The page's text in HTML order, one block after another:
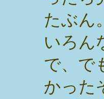
たぶん。
いろん
で、で
かった